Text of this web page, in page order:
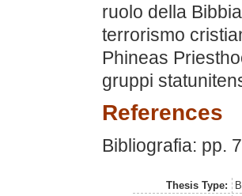
ruolo della
terrorismo
Phineas
gruppi
References
Bibliografia: pp.
Thesis Type: